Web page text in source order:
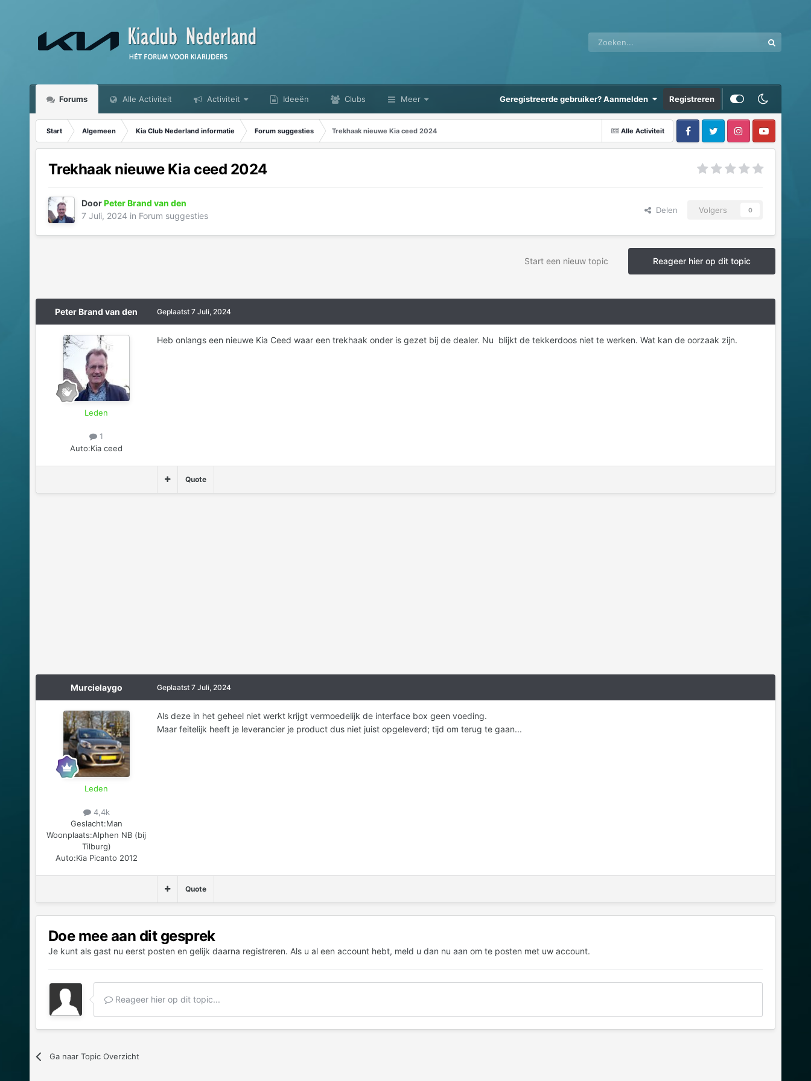
Forums Alle Activiteit Activiteit Ideeën Clubs Meer Geregistreerde gebruiker? Aanmelden Registreren
Alle Activiteit
Start Algemeen Kia Club Nederland informatie Forum suggesties Trekhaak nieuwe Kia ceed 2024
Trekhaak nieuwe Kia ceed 2024
DoorPeter Brand van den
7 Juli, 2024 in Forum suggesties
Delen Volgers 0
Reageer hier op dit topic
Start een nieuw topic
Peter Brand van den
Leden
1
Auto:Kia ceed
Geplaatst 7 Juli, 2024
Heb onlangs een nieuwe Kia Ceed waar een trekhaak onder is gezet bij de dealer. Nu blijkt de tekkerdoos niet te werken. Wat kan de oorzaak zijn.
Quote
Murcielaygo
Leden
4,4k
Geslacht:Man
Woonplaats:Alphen NB (bij
Tilburg)
Auto:Kia Picanto 2012
Geplaatst 7 Juli, 2024
Als deze in het geheel niet werkt krijgt vermoedelijk de interface box geen voeding.
Maar feitelijk heeft je leverancier je product dus niet juist opgeleverd; tijd om terug te gaan...
Quote
Doe mee aan dit gesprek
Je kunt als gast nu eerst posten en gelijk daarna registreren. Als u al een account hebt, meld u dan nu aan om te posten met uw account.
Reageer hier op dit topic...
Ga naar Topic Overzicht